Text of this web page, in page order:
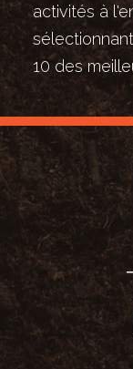
activités à
10 des